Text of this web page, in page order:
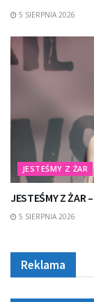
5 SIERPNIA 2026
JESTEŚMY Z ŻAR
JESTEŚMY Z ŻAR
5 SIERPNIA 2026
Reklama